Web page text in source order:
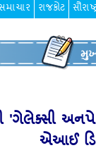
રાજકોટ
એઆઈ